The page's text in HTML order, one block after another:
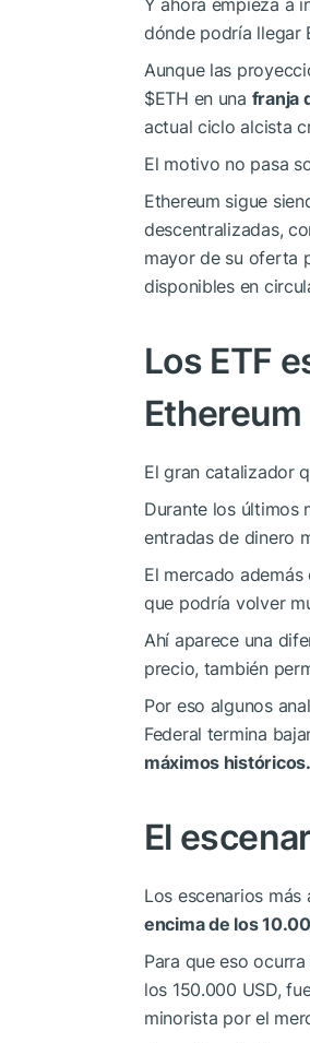
Y ahora empieza a
dónde podría llegar
Aunque las
$ETH en una franja
actual ciclo alcista
El motivo no pasa
Ethereum sigue
descentralizadas,
mayor de su oferta
disponibles en
Los ETF
Ethereum
El gran catalizador
Durante los últimos
entradas de dinero
El mercado
que podría volver
Ahí aparece una
precio, también
Por eso algunos
Federal termina
máximos históricos.
El
Los escenarios
encima de los
Para que eso
los 150.000 USD,
minorista por el